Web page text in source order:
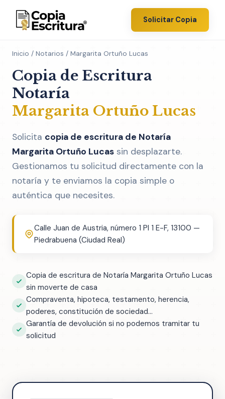
Solicitar Copia
Inicio / Notarios / Margarita Ortuño Lucas
Copia de Escritura
Notaría
Margarita Ortuño Lucas
Solicita copia de escritura de Notaría
Margarita Ortuño Lucas sin desplazarte.
Gestionamos tu solicitud directamente con la
notaría y te enviamos la copia simple o
auténtica que necesites.
Calle Juan de Austria, número 1 Pl 1 E-F, 13100 —
Piedrabuena (Ciudad Real)
Copia de escritura de Notaría Margarita Ortuño Lucas
sin moverte de casa
Compraventa, hipoteca, testamento, herencia,
poderes, constitución de sociedad...
Garantía de devolución si no podemos tramitar tu
solicitud